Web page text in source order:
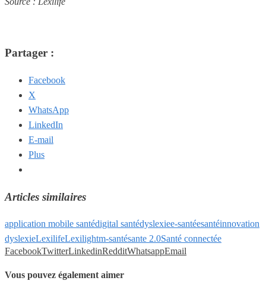
Partager :
Facebook
X
WhatsApp
LinkedIn
E-mail
Plus
Articles similaires
application mobile santédigital santédyslexiee-santéesantéinnovation
dyslexieLexilifeLexilightm-santésante 2.0Santé connectée
FacebookTwitterLinkedinRedditWhatsappEmail
Vous pouvez également aimer